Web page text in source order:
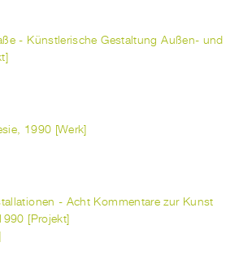
- Künstlerische Gestaltung Außen- und
1990 [Werk]
- Acht Kommentare zur Kunst
[Projekt]